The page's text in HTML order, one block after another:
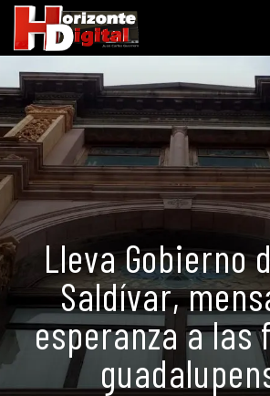
Lleva Gobierno
Saldívar,
esperanza a las